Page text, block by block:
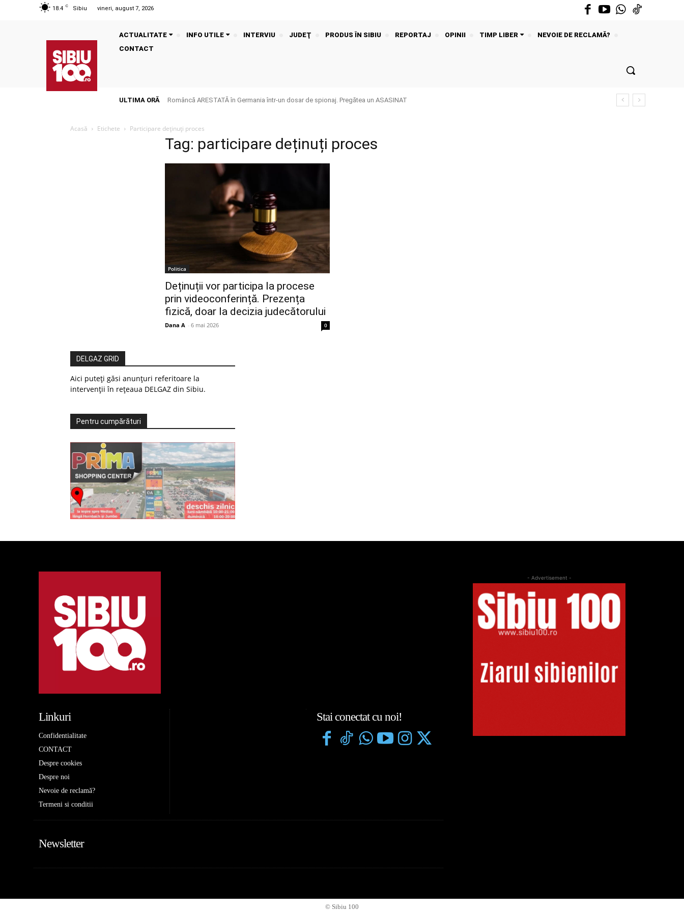
18.4 C Sibiu vineri, august 7, 2026
ACTUALITATE INFO UTILE INTERVIU JUDEŢ PRODUS ÎN SIBIU REPORTAJ OPINII TIMP LIBER
NEVOIE DE RECLAMĂ?
CONTACT
ULTIMA ORĂ Româncă ARESTATĂ în Germania într-un dosar de spionaj. Pregătea un ASASINAT
Acasă Etichete Participare deținuți proces
Tag: participare deținuți proces
Politica
Deținuții vor participa la procese
prin videoconferință. Prezența
fizică, doar la decizia judecătorului
Dana A - 6 mai 2026 0
DELGAZ GRID
Aici puteți găsi anunțuri referitoare la
intervenții în rețeaua DELGAZ din Sibiu.
Pentru cumpărături
Linkuri
Confidentialitate
CONTACT
Despre cookies
Despre noi
Nevoie de reclamă?
Termeni si conditii
Stai conectat cu noi!
Newsletter
- Advertisement -
© Sibiu 100